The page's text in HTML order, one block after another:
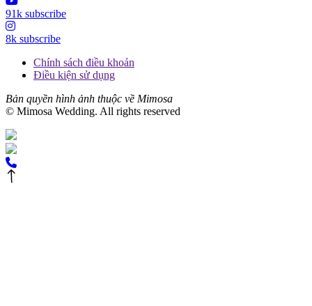
91k subscribe
8k subscribe
Chính sách điều khoản
Điều kiện sử dụng
Bản quyền hình ảnh thuộc về Mimosa
© Mimosa Wedding. All rights reserved